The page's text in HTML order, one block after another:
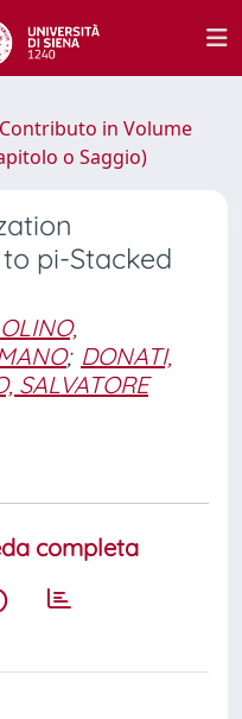
in Volume
o Saggio)
pi-Stacked
; DONATI,
SALVATORE
completa